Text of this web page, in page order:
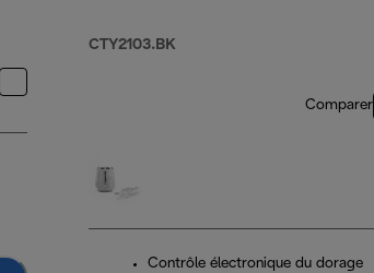
CTY2103.BK
Comparer
Contrôle électronique du dorage